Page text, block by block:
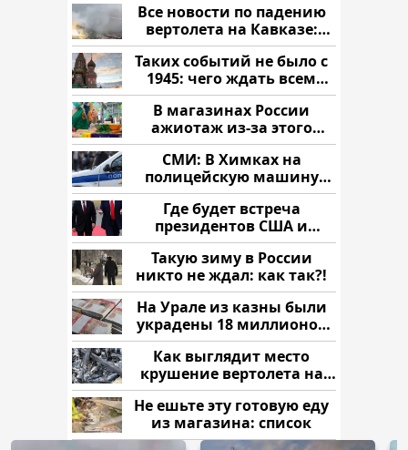
Все новости по падению
вертолета на Кавказе:
читать здесь
Таких событий не было с
1945: чего ждать всем
нам?
В магазинах России
ажиотаж из-за этого
продукта: что купить?
СМИ: В Химках на
полицейскую машину
напали и подожгли.
Где будет встреча
президентов США и
России: Европа?
Такую зиму в России
никто не ждал: как так?!
На Урале из казны были
украдены 18 миллионов
рублей
Как выглядит место
крушение вертолета на
Кавказе: смотреть
Не ешьте эту готовую еду
из магазина: список